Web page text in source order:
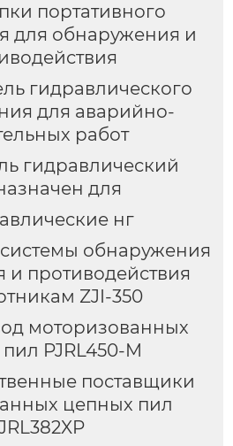
портативного
для обнаружения и
гидравлического
для аварийно-
работ
гидравлический
для
нг
обнаружения
и противодействия
ZJI-350
моторизованных
PJRL450-M
поставщики
цепных пил